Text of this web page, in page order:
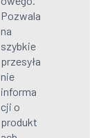
Pozwala
na
szybkie
przesyła
nie
informa
cji o
produkt